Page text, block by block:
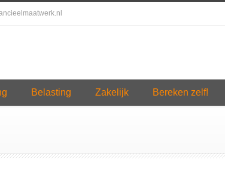
Belasting Zakelijk Bereken zelf!